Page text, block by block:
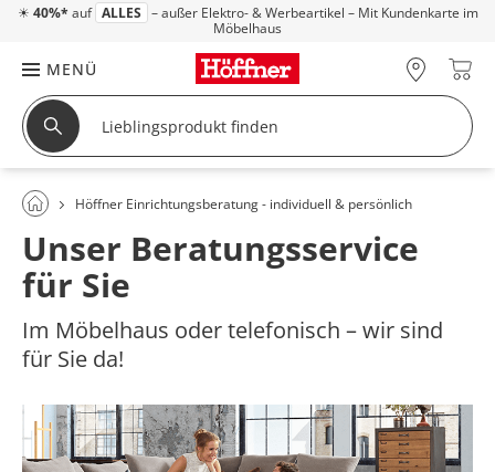
☀ 40%* auf ALLES – außer Elektro- & Werbeartikel – Mit Kundenkarte im
Möbelhaus
MENÜ
Höffner Einrichtungsberatung - individuell & persönlich
Unser Beratungsservice
für Sie
Im Möbelhaus oder telefonisch – wir sind
für Sie da!